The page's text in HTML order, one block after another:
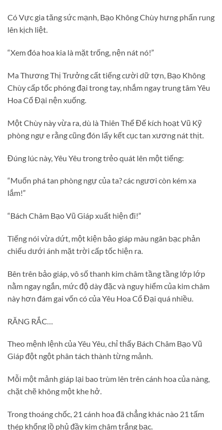
Có Vực gia tăng sức mạnh, Bạo Không Chùy hưng phấn rung
lên kịch liệt.
“Xem đóa hoa kia là mặt trống, nện nát nó!”
Ma Thương Thị Trưởng cất tiếng cười dữ tợn, Bạo Không
Chùy cấp tốc phóng đại trong tay, nhắm ngay trung tâm Yêu
Hoa Cổ Đại nện xuống.
Một Chùy này vừa ra, dù là Thiên Thể Đế kích hoạt Vũ Kỹ
phòng ngự e rằng cũng đón lấy kết cục tan xương nát thịt.
Đúng lúc này, Yêu Yêu trong trẻo quát lên một tiếng:
“Muốn phá tan phòng ngự của ta? các ngươi còn kém xa
lắm!”
“Bách Châm Bạo Vũ Giáp xuất hiện đi!”
Tiếng nói vừa dứt, một kiện bảo giáp màu ngân bạc phản
chiếu dưới ánh mặt trời cấp tốc hiện ra.
Bên trên bảo giáp, vô số thanh kim châm tầng tầng lớp lớp
nằm ngay ngắn, mức độ dày đặc và nguy hiểm của kim châm
này hơn đám gai vốn có của Yêu Hoa Cổ Đại quá nhiều.
RĂNG RẮC…
Theo mệnh lệnh của Yêu Yêu, chỉ thấy Bách Châm Bạo Vũ
Giáp đột ngột phân tách thành từng mảnh.
Mỗi một mảnh giáp lại bao trùm lên trên cánh hoa của nàng,
chặt chẽ không một khe hở.
Trong thoáng chốc, 21 cánh hoa đã chẳng khác nào 21 tấm
thép khổng lồ phủ đầy kim châm trắng bạc.